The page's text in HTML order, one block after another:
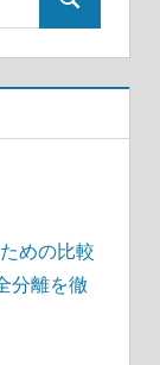
検
めの比較
分離を徹